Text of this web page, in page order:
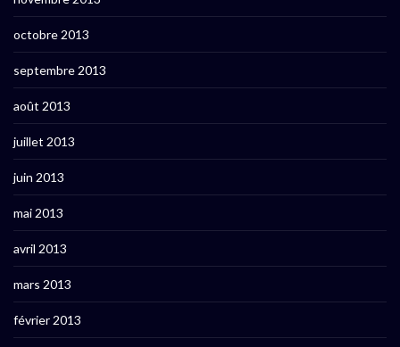
octobre 2013
septembre 2013
août 2013
juillet 2013
juin 2013
mai 2013
avril 2013
mars 2013
février 2013